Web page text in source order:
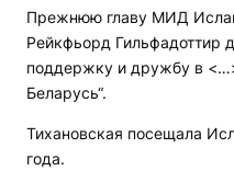
Прежнюю главу МИД
Рейкфьорд Гильфадоттир
поддержку и дружбу в
Беларусь“.
Тихановская посещала
года.